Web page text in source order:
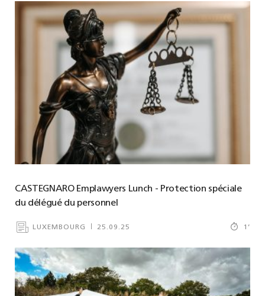
CASTEGNARO Emplawyers Lunch - Protection spéciale
du délégué du personnel
LUXEMBOURG 25.09.25 1’